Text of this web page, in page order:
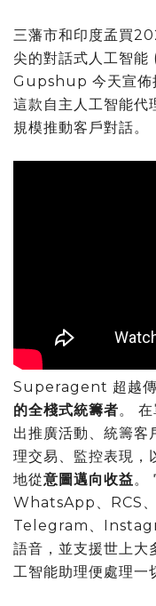
三藩市和印度孟買
尖的對話式人工智
Gupshup 今天宣
這款自主人工智能代
規模推動客戶對話。
Superagent 超越傳
的全棧式統籌者。
出推廣活動、統籌客
理交易、監控表現，
地從意圖邁向收益。
WhatsApp、RCS
Telegram、
語音，並支援世上大
工智能助理便處理一